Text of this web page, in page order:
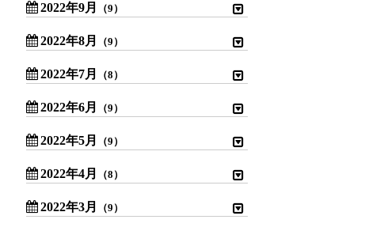
2022年9月 （9）
2022年8月 （9）
2022年7月 （8）
2022年6月 （9）
2022年5月 （9）
2022年4月 （8）
2022年3月 （9）